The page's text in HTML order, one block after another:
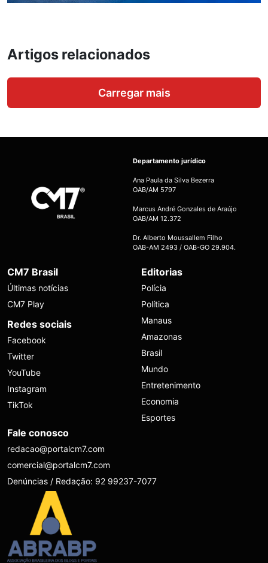
Artigos relacionados
Carregar mais
Departamento jurídico
Ana Paula da Silva Bezerra
OAB/AM 5797
Marcus André Gonzales de Araújo
OAB/AM 12.372
Dr. Alberto Moussallem Filho
OAB-AM 2493 / OAB-GO 29.904.
CM7 Brasil
Últimas notícias
CM7 Play
Redes sociais
Facebook
Twitter
YouTube
Instagram
TikTok
Editorias
Polícia
Política
Manaus
Amazonas
Brasil
Mundo
Entretenimento
Economia
Esportes
Fale conosco
redacao@portalcm7.com
comercial@portalcm7.com
Denúncias / Redação: 92 99237-7077